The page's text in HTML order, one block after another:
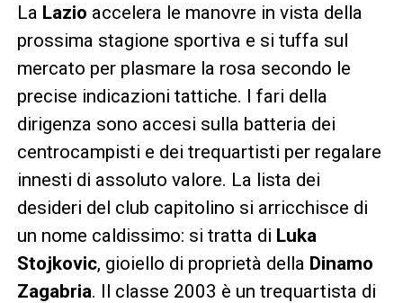
La Lazio accelera le manovre in vista della
prossima stagione sportiva e si tuffa sul
mercato per plasmare la rosa secondo le
precise indicazioni tattiche. I fari della
dirigenza sono accesi sulla batteria dei
centrocampisti e dei trequartisti per regalare
innesti di assoluto valore. La lista dei
desideri del club capitolino si arricchisce di
un nome caldissimo: si tratta di Luka
Stojkovic, gioiello di proprietà della Dinamo
Zagabria. Il classe 2003 è un trequartista di